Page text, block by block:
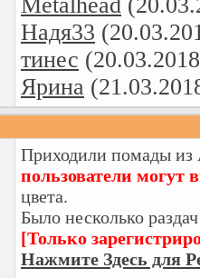
Надя33
тинес
Ярина
Приходили помады из
пользователи могут
цвета.
Было несколько
[Только
Нажмите Здесь для